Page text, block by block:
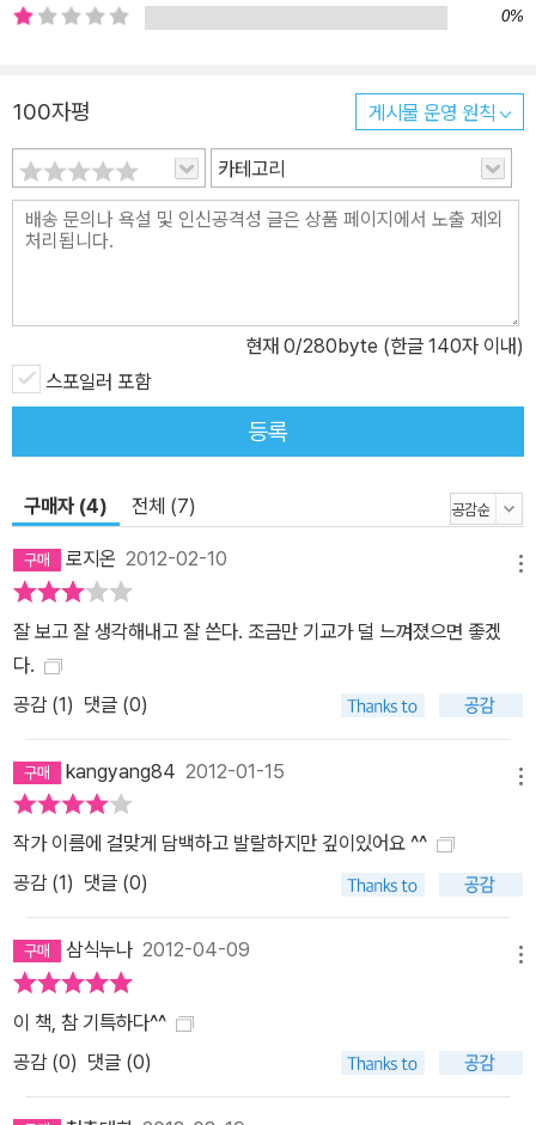
“제 손만 잡았어요. 요 며칠 제가 가운데 눕고 셋이서 손을 잡고 자
야기 주류 사회에서 동떨어진 듯한 낡아빠진 빌라의 입주자들은 겉으
로는 멀쩡해 보이지만 유독 성(性)에 대한 집착을 보인다. 그들의 머
릿속은 섹스에 대한 갈망, 훔쳐보기, 변태, 불륜 등 외설적 욕망으로
가득하여, 상식적으로는 저질스럽고 혐오스럽게 느껴지는 노골적인
인간 욕망을 고스란히 보여준다. 하지만 독자는 언뜻 비판을 받아 마
종 음란한 이야기에 얼굴을 붉히다가도 어느덧 그들의 ‘속사정’을 이
해하고 고개를 끄덕이게 된다. 남자들과의 관계는 식사와 같다고 생
각했다. 기호는 식재료와 조리법에 있다. 요리를 잘하는 사람도, 못하
는 사람도 있다. 그래도 결국 배 속에 들어가면 마찬가지다. 배가 고프
에서 ‘인간’을 묘사하는 능력이 가장 뛰어난 젊은 작가”로 평가받는
미우라 시온. 작가는 등장인물들의 관계의 성립과 갈등의 해소, 섹스
를 갈망하는 본능과 소소한 일상을 통해 사랑과 ‘성’에 얽힌 우리 삶의
모습들, 사람들 간의 따뜻하고 끈끈한 유대관계를 그려낸다. 책을 덮
0%
100자평 게시물 운영 원칙
카테고리
현재 0/280byte (한글 140자 이내)
스포일러 포함
등록
구매자 (4) 전체 (7)
로지온 2012-02-10
잘 보고 잘 생각해내고 잘 쓴다. 조금만 기교가 덜 느껴졌으면 좋겠
다.
공감 (1) 댓글 (0)
kangyang84 2012-01-15
작가 이름에 걸맞게 담백하고 발랄하지만 깊이있어요 ^^
공감 (1) 댓글 (0)
삼식누나 2012-04-09
이 책, 참 기특하다^^
공감 (0) 댓글 (0)